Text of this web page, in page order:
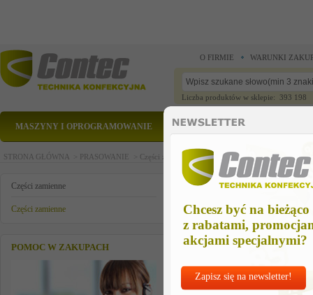
Chcesz być na bieżąco
z rabatami,
akcjami specjalnymi?
Zapisz się na newsletter!
O FIRMIE WARUNKI
Liczba produktów w sklepie: 393 198
MASZYNY I OPROGRAMOWANIE CZĘŚCI ZAMIENNE
STRONA GŁÓWNA > PRASOWANIE > Części zamienne >Części zamienne > = V-
Części zamienne
Części zamienne
POMOC W ZAKUPACH
= V-125067/zamawiaj pod